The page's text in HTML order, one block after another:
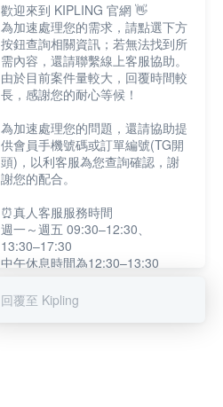
歡迎來到 KIPLING 官網 👋
為加速處理您的需求，請點選下方
按鈕查詢相關資訊；若無法找到所
需內容，還請聯繫線上客服協助。
由於目前案件量較大，回覆時間較
長，感謝您的耐心等候！
為加速處理您的問題，還請協助提
供會員手機號碼或訂單編號(TG開
頭)，以利客服為您查詢確認，謝
謝您的配合。
⏰真人客服服務時間
週一～週五 09:30–12:30、
13:30–17:30
中午休息時間為12:30–13:30
提醒您：系統會自動已讀訊息，如
回覆至 Kipling